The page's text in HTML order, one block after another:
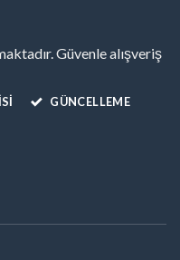
Güvenle alışveriş
GÜNCELLEME